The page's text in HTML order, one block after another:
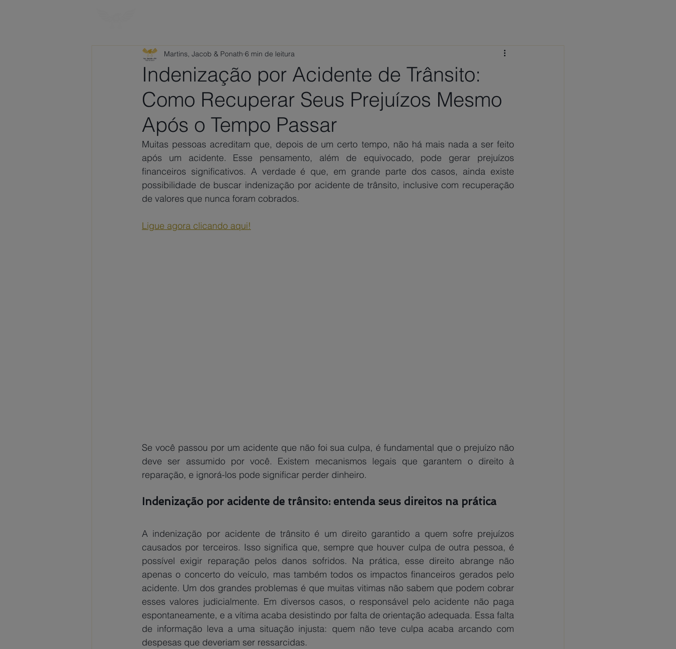
Indenização por Acidente de Trânsito:
Como Recuperar Seus Prejuízos Mesmo
Após o Tempo Passar
Martins, Jacob & Ponath 6 min de leitura
Muitas pessoas acreditam que, depois de um certo tempo, não há mais nada a ser feito
após um acidente. Esse pensamento, além de equivocado, pode gerar prejuízos
financeiros significativos. A verdade é que, em grande parte dos casos, ainda existe
possibilidade de buscar indenização por acidente de trânsito, inclusive com recuperação
de valores que nunca foram cobrados.
Ligue agora clicando aqui!
Se você passou por um acidente que não foi sua culpa, é fundamental que o prejuízo não
deve ser assumido por você. Existem mecanismos legais que garantem o direito à
reparação, e ignorá-los pode significar perder dinheiro.
Indenização por acidente de trânsito: entenda seus direitos na prática
A indenização por acidente de trânsito é um direito garantido a quem sofre prejuízos
causados por terceiros. Isso significa que, sempre que houver culpa de outra pessoa, é
possível exigir reparação pelos danos sofridos. Na prática, esse direito abrange não
apenas o concerto do veículo, mas também todos os impactos financeiros gerados pelo
acidente. Um dos grandes problemas é que muitas vitimas não sabem que podem cobrar
esses valores judicialmente. Em diversos casos, o responsável pelo acidente não paga
espontaneamente, e a vítima acaba desistindo por falta de orientação adequada. Essa falta
de informação leva a uma situação injusta: quem não teve culpa acaba arcando com
despesas que deveriam ser ressarcidas.